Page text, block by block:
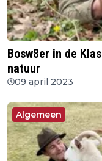
Bosw8er in de
natuur
09 april 2023
Algemeen